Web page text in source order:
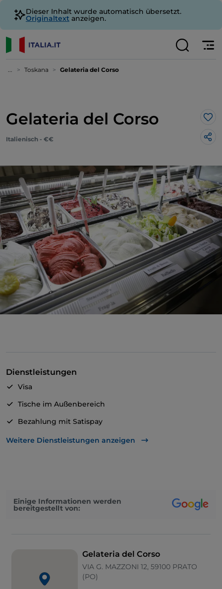
Dieser Inhalt wurde automatisch übersetzt.
Originaltext anzeigen.
... Toskana Gelateria del Corso
Gelateria del Corso
Italienisch - €€
Dienstleistungen
Visa
Tische im Außenbereich
Bezahlung mit Satispay
Mastercard
Weitere Dienstleistungen anzeigen
Einige Informationen werden
bereitgestellt von:
Gelateria del Corso
VIA G. MAZZONI 12, 59100 PRATO
(PO)